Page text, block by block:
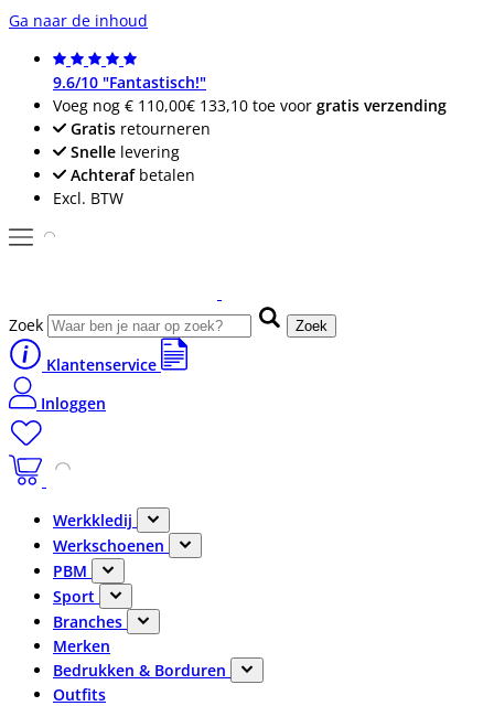
Ga naar de inhoud
9.6/10 "Fantastisch!"
Voeg nog € 110,00€ 133,10 toe voor gratis verzending
Gratis retourneren
Snelle levering
Achterafbetalen
Excl. BTW
Zoek Zoek
Klantenservice
Inloggen
Werkkledij
Werkschoenen
PBM
Sport
Branches
Merken
Bedrukken & Borduren
Outfits